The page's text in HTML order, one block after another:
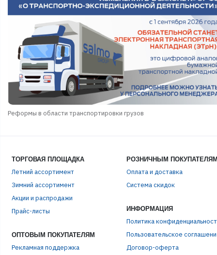
Реформы в области транспортировки грузов
ТОРГОВАЯ ПЛОЩАДКА
Летний ассортимент
Зимний ассортимент
Акции и распродажи
Прайс-листы
ОПТОВЫМ ПОКУПАТЕЛЯМ
Рекламная поддержка
РОЗНИЧНЫМ
Оплата и доставка
Система скидок
ИНФОРМАЦИЯ
Политика
Пользовательское
Договор-оферта